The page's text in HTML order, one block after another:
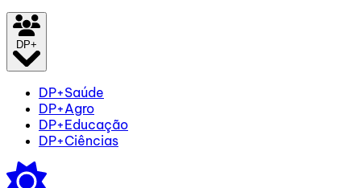
DP+
DP+Saúde
DP+Agro
DP+Educação
DP+Ciências